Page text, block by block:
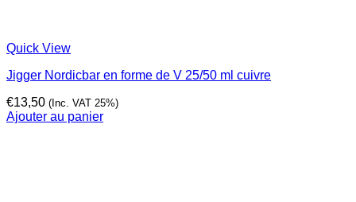
Quick View
Jigger Nordicbar en forme de V 25/50 ml cuivre
€13,50 (Inc. VAT 25%)
Ajouter au panier